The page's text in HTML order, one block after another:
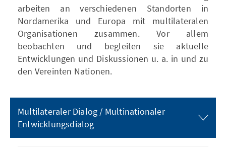
arbeiten an verschiedenen Standorten in
Nordamerika und Europa mit multilateralen
Organisationen zusammen. Vor allem
beobachten und begleiten sie aktuelle
Entwicklungen und Diskussionen u. a. in und zu
den Vereinten Nationen.
Multilateraler Dialog / Multinationaler
Entwicklungsdialog